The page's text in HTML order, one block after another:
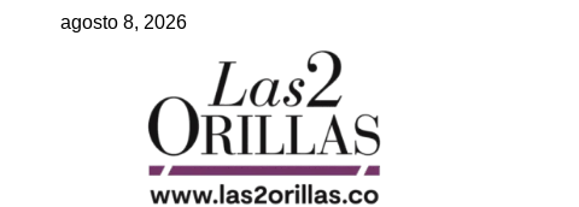
agosto 8, 2026